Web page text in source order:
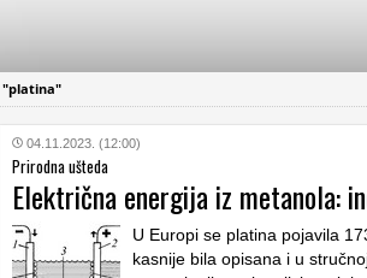
"platina"
04.11.2023. (12:00)
Prirodna ušteda
Električna energija iz metanola:
U Europi se platina pojavila
kasnije bila opisana i u